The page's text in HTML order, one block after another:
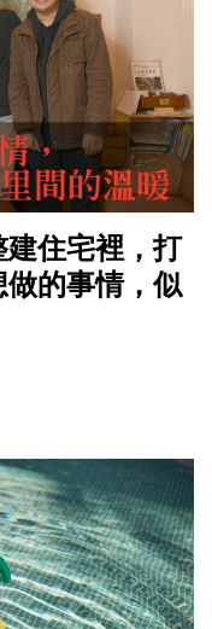
住宅裡，打
的事情，似